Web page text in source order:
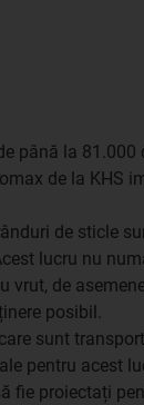
până la 81.000
de la KHS
de sticle
lucru nu
vrut, de
posibil.
sunt
pentru acest
fie proiectați